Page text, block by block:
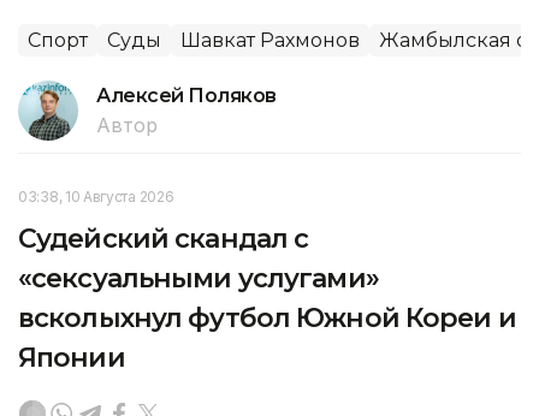
Спорт Суды Шавкат Рахмонов Жамбылская
Алексей Поляков
Автор
03:38, 10 Августа 2026
Судейский скандал с
«сексуальными услугами»
всколыхнул футбол Южной Кореи и
Японии